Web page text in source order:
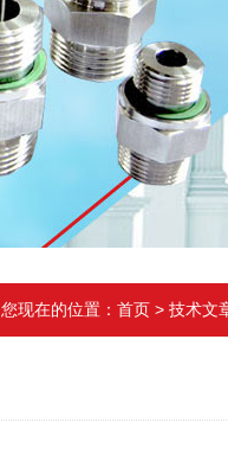
您现在的位置： 首页 > 技术文